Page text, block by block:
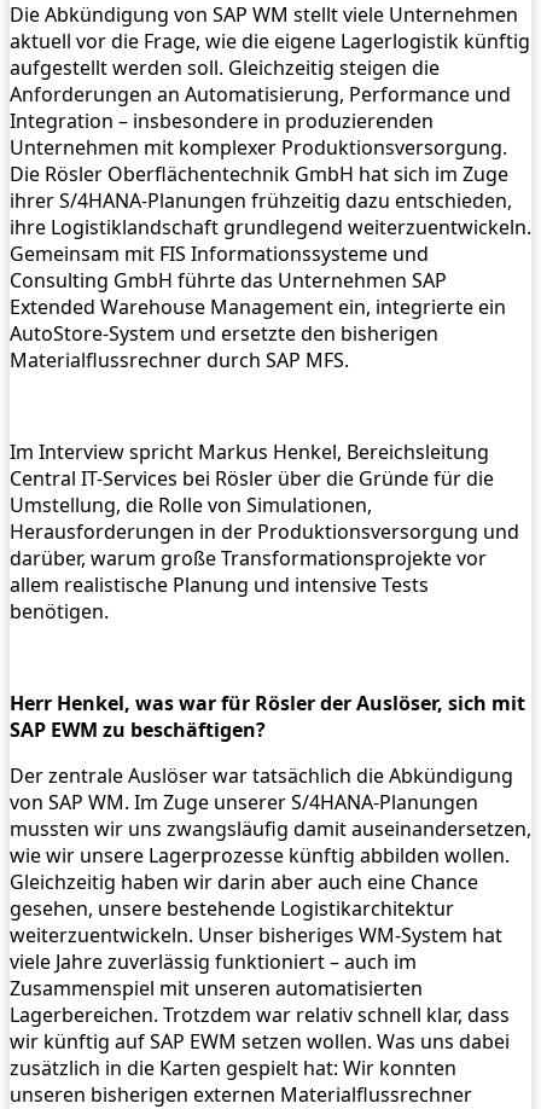
Die Abkündigung von SAP WM stellt viele Unternehmen
aktuell vor die Frage, wie die eigene Lagerlogistik künftig
aufgestellt werden soll. Gleichzeitig steigen die
Anforderungen an Automatisierung, Performance und
Integration – insbesondere in produzierenden
Unternehmen mit komplexer Produktionsversorgung.
Die Rösler Oberflächentechnik GmbH hat sich im Zuge
ihrer S/4HANA-Planungen frühzeitig dazu entschieden,
ihre Logistiklandschaft grundlegend weiterzuentwickeln.
Gemeinsam mit FIS Informationssysteme und
Consulting GmbH führte das Unternehmen SAP
Extended Warehouse Management ein, integrierte ein
AutoStore-System und ersetzte den bisherigen
Materialflussrechner durch SAP MFS.
Im Interview spricht Markus Henkel, Bereichsleitung
Central IT-Services bei Rösler über die Gründe für die
Umstellung, die Rolle von Simulationen,
Herausforderungen in der Produktionsversorgung und
darüber, warum große Transformationsprojekte vor
allem realistische Planung und intensive Tests
benötigen.
Herr Henkel, was war für Rösler der Auslöser, sich mit
SAP EWM zu beschäftigen?
Der zentrale Auslöser war tatsächlich die Abkündigung
von SAP WM. Im Zuge unserer S/4HANA-Planungen
mussten wir uns zwangsläufig damit auseinandersetzen,
wie wir unsere Lagerprozesse künftig abbilden wollen.
Gleichzeitig haben wir darin aber auch eine Chance
gesehen, unsere bestehende Logistikarchitektur
weiterzuentwickeln. Unser bisheriges WM-System hat
viele Jahre zuverlässig funktioniert – auch im
Zusammenspiel mit unseren automatisierten
Lagerbereichen. Trotzdem war relativ schnell klar, dass
wir künftig auf SAP EWM setzen wollen. Was uns dabei
zusätzlich in die Karten gespielt hat: Wir konnten
unseren bisherigen externen Materialflussrechner